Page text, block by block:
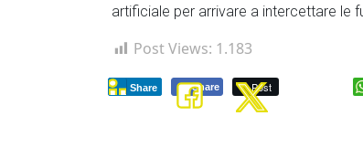
artificiale per arrivare a intercettare le
Post Views: 1.183
Share Post
Share